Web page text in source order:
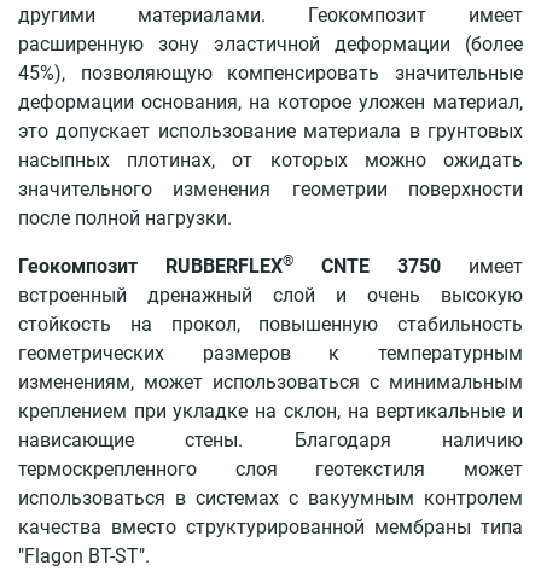
Материалы
RUBBERFLEX®
CNTE
3100
RUBBERFLEX®
CNTE
4400
RUBBERFLEX®
CNTE
3750
RUBBERFLEX®
CNTE
Ремонт
гидроизоляции
и
восстановление
бетона
другими материалами. Геокомпозит имеет
расширенную зону эластичной деформации (более
45%), позволяющую компенсировать значительные
деформации основания, на которое уложен материал,
это допускает использование материала в грунтовых
насыпных плотинах, от которых можно ожидать
значительного изменения геометрии поверхности
после полной нагрузки.
Геокомпозит RUBBERFLEX® CNTE 3750 имеет
встроенный дренажный слой и очень высокую
стойкость на прокол, повышенную стабильность
геометрических размеров к температурным
изменениям, может использоваться с минимальным
креплением при укладке на склон, на вертикальные и
нависающие стены. Благодаря наличию
термоскрепленного слоя геотекстиля может
использоваться в системах с вакуумным контролем
качества вместо структурированной мембраны типа
"Flagon BT-ST".